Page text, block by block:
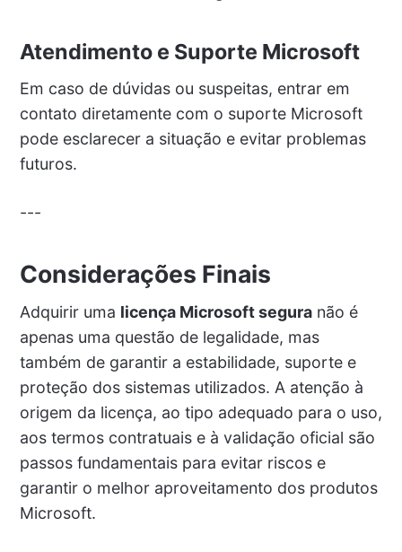
Atendimento e Suporte Microsoft
Em caso de dúvidas ou suspeitas, entrar em
contato diretamente com o suporte Microsoft
pode esclarecer a situação e evitar problemas
futuros.
---
Considerações Finais
Adquirir uma licença Microsoft seguranão é
apenas uma questão de legalidade, mas
também de garantir a estabilidade, suporte e
proteção dos sistemas utilizados. A atenção à
origem da licença, ao tipo adequado para o uso,
aos termos contratuais e à validação oficial são
passos fundamentais para evitar riscos e
garantir o melhor aproveitamento dos produtos
Microsoft.